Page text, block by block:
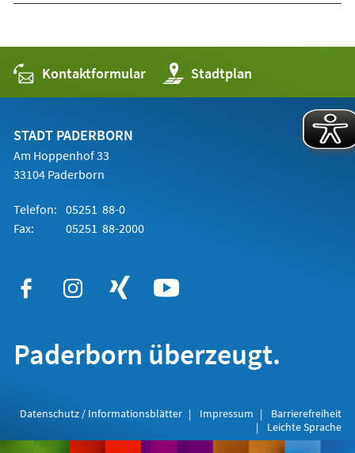
Kontaktformular Stadtplan
(Öffnet
in
einem
STADT PADERBORN
Am Hoppenhof 33
33104 Paderborn
Telefon: 05251 88-0
Fax:
05251 88-2000
Paderborn überzeugt.
Datenschutz / Informationsblätter Impressum
Barrierefreiheit
Leichte Sprache